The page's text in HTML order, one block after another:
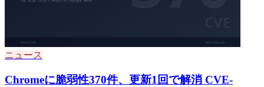
ニュース
Chromeに脆弱性370件、更新1回で解消 CVE-